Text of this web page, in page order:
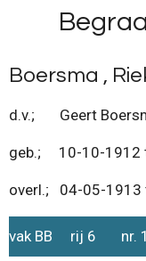
naar
de
hoofdinhoud
Boersma ,
d.v.; Geert
geb.; 10-10-1912
overl.; 04-05-1913
vak BB rij 6 nr.